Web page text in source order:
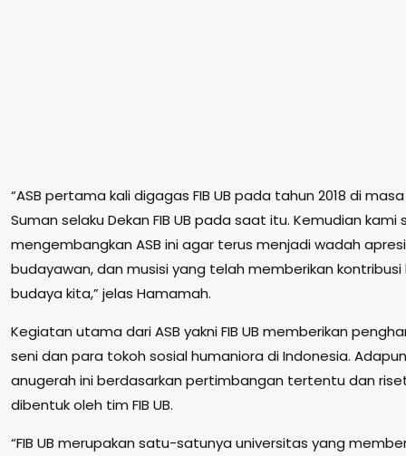
“ASB pertama kali digagas FIB UB pada tahun 2018 di
Suman selaku Dekan FIB UB pada saat itu. Kemudian
mengembangkan ASB ini agar terus menjadi wadah
budayawan, dan musisi yang telah memberikan
budaya kita,” jelas Hamamah.
Kegiatan utama dari ASB yakni FIB UB memberikan
seni dan para tokoh sosial humaniora di Indonesia.
anugerah ini berdasarkan pertimbangan tertentu dan
dibentuk oleh tim FIB UB.
“FIB UB merupakan satu-satunya universitas yang